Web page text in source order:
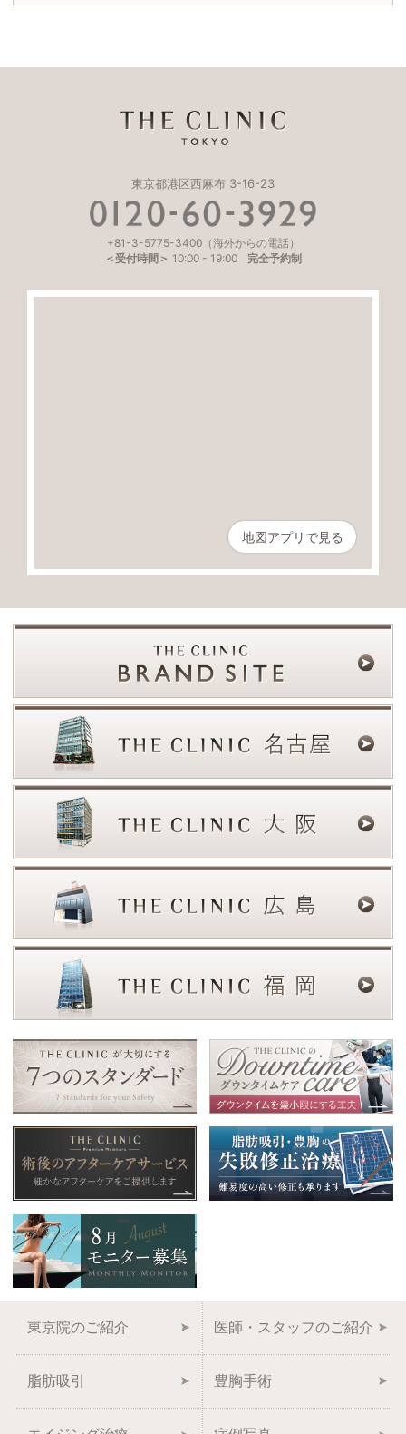
東京都港区西麻布 3-16-23
+81-3-5775-3400（海外からの電話）
＜受付時間＞ 10:00- 19:00 完全予約制
地図アプリで見る
東京院のご紹介 医師・スタッフのご紹介
脂肪吸引 豊胸手術